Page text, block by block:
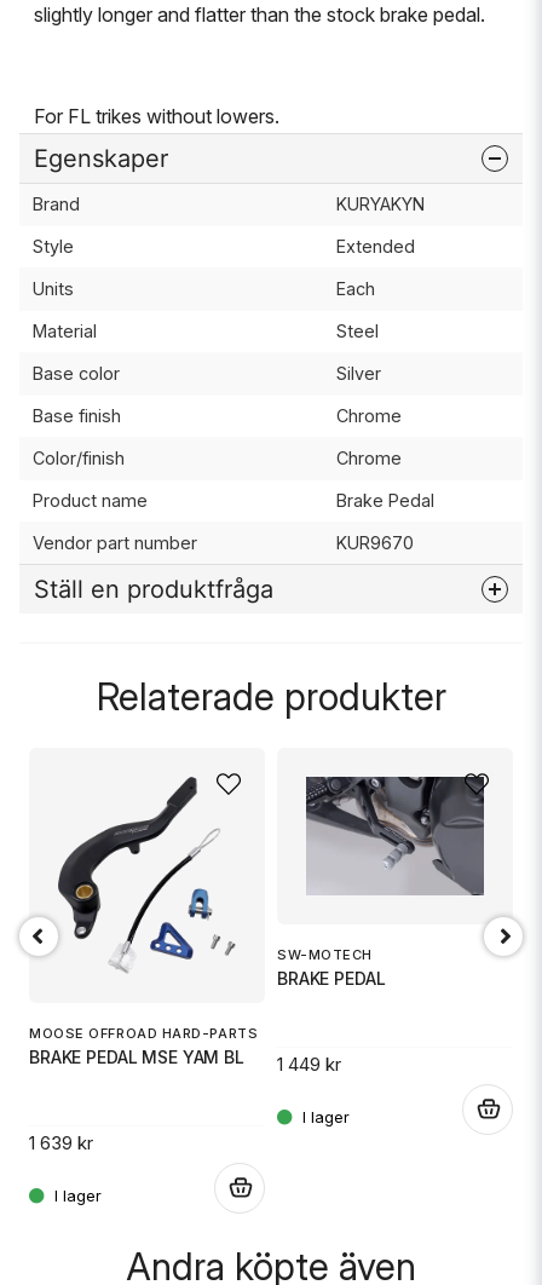
slightly longer and flatter than the stock brake pedal.
For FL trikes without lowers.
Egenskaper
Brand KURYAKYN
Style Extended
Units Each
Material Steel
Base color Silver
Base finish Chrome
Color/finish Chrome
Product name Brake Pedal
Vendor part number KUR9670
Ställ en produktfråga
emailMejladress
Ja, ni får publicera min fråga
Skicka fråga
Relaterade produkter
MOOSE OFFROAD HARD-PARTS
BRAKE PEDAL MSE YAM BL
1 639 kr
SW-MOTECH
BRAKE PEDAL
1 449 kr
Andra köpte även